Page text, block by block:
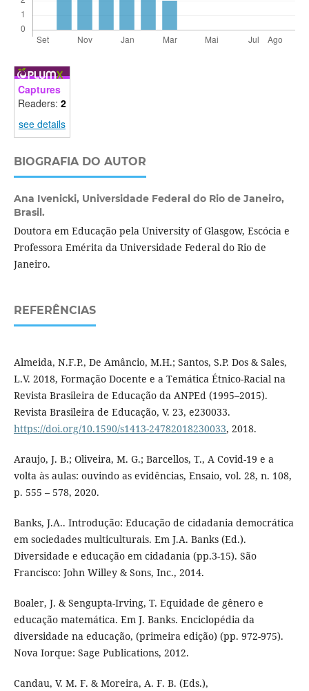
Captures
Readers: 2
see details
BIOGRAFIA DO AUTOR
Ana Ivenicki, Universidade Federal do Rio de Janeiro,
Brasil.
Doutora em Educação pela University of Glasgow, Escócia e
Professora Emérita da Universidade Federal do Rio de
Janeiro.
REFERÊNCIAS
Almeida, N.F.P., De Amâncio, M.H.; Santos, S.P. Dos & Sales,
L.V. 2018, Formação Docente e a Temática Étnico-Racial na
Revista Brasileira de Educação da ANPEd (1995–2015).
Revista Brasileira de Educação, V. 23, e230033.
https://doi.org/10.1590/s1413-24782018230033, 2018.
Araujo, J. B.; Oliveira, M. G.; Barcellos, T., A Covid-19 e a
volta às aulas: ouvindo as evidências, Ensaio, vol. 28, n. 108,
p. 555 – 578, 2020.
Banks, J.A.. Introdução: Educação de cidadania democrática
em sociedades multiculturais. Em J.A. Banks (Ed.).
Diversidade e educação em cidadania (pp.3-15). São
Francisco: John Willey & Sons, Inc., 2014.
Boaler, J. & Sengupta-Irving, T. Equidade de gênero e
educação matemática. Em J. Banks. Enciclopédia da
diversidade na educação, (primeira edição) (pp. 972-975).
Nova Iorque: Sage Publications, 2012.
Candau, V. M. F. & Moreira, A. F. B. (Eds.),